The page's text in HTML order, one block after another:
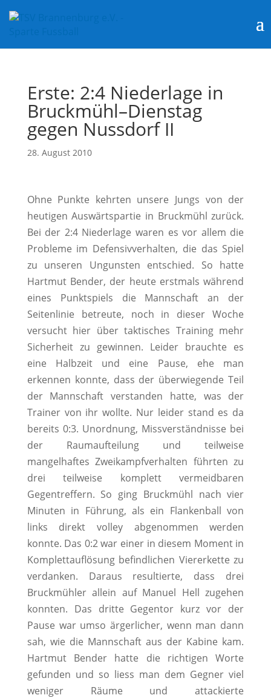
Erste: 2:4 Niederlage in
Bruckmühl–Dienstag
gegen Nussdorf II
28. August 2010
Ohne Punkte kehrten unsere Jungs von der
heutigen Auswärtspartie in Bruckmühl zurück.
Bei der 2:4 Niederlage waren es vor allem die
Probleme im Defensivverhalten, die das Spiel
zu unseren Ungunsten entschied. So hatte
Hartmut Bender, der heute erstmals während
eines Punktspiels die Mannschaft an der
Seitenlinie betreute, noch in dieser Woche
versucht hier über taktisches Training mehr
Sicherheit zu gewinnen. Leider brauchte es
eine Halbzeit und eine Pause, ehe man
erkennen konnte, dass der überwiegende Teil
der Mannschaft verstanden hatte, was der
Trainer von ihr wollte. Nur leider stand es da
bereits 0:3. Unordnung, Missverständnisse bei
der Raumaufteilung und teilweise
mangelhaftes Zweikampfverhalten führten zu
drei teilweise komplett vermeidbaren
Gegentreffern. So ging Bruckmühl nach vier
Minuten in Führung, als ein Flankenball von
links direkt volley abgenommen werden
konnte. Das 0:2 war einer in diesem Moment in
Komplettauflösung befindlichen Viererkette zu
verdanken. Daraus resultierte, dass drei
Bruckmühler allein auf Manuel Hell zugehen
konnten. Das dritte Gegentor kurz vor der
Pause war umso ärgerlicher, wenn man dann
sah, wie die Mannschaft aus der Kabine kam.
Hartmut Bender hatte die richtigen Worte
gefunden und so liess man dem Gegner viel
weniger Räume und attackierte